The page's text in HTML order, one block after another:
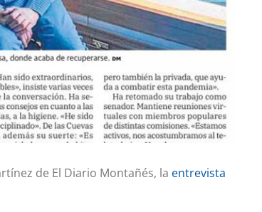
de El Diario Montañés, la entrevista